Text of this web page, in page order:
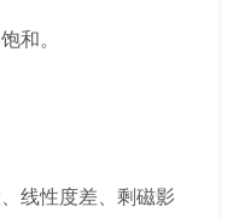
和。
线性度差、剩磁影